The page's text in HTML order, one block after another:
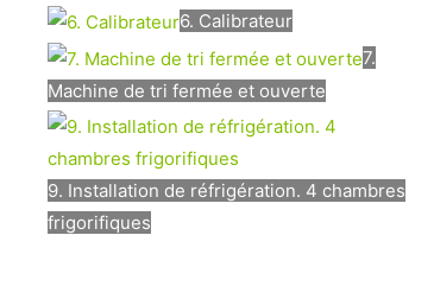
6. Calibrateur
7.
Machine de tri fermée et ouverte
9. Installation de réfrigération. 4 chambres
frigorifiques